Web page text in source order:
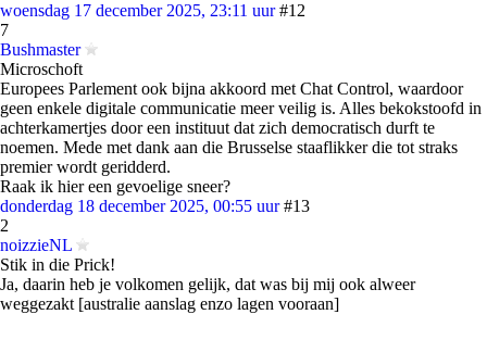
woensdag 17 december 2025, 23:11 uur #12
7
Bushmaster
Microschoft
Europees Parlement ook bijna akkoord met Chat Control, waardoor
geen enkele digitale communicatie meer veilig is. Alles bekokstoofd in
achterkamertjes door een instituut dat zich democratisch durft te
noemen. Mede met dank aan die Brusselse staaflikker die tot straks
premier wordt geridderd.
Raak ik hier een gevoelige sneer?
donderdag 18 december 2025, 00:55 uur #13
2
noizzieNL
Stik in die Prick!
Ja, daarin heb je volkomen gelijk, dat was bij mij ook alweer
weggezakt [australie aanslag enzo lagen vooraan]